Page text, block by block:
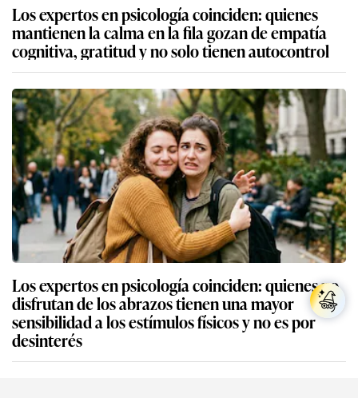
Los expertos en psicología coinciden: quienes
mantienen la calma en la fila gozan de empatía
cognitiva, gratitud y no solo tienen autocontrol
Los expertos en psicología coinciden: quienes no
disfrutan de los abrazos tienen una mayor
sensibilidad a los estímulos físicos y no es por
desinterés